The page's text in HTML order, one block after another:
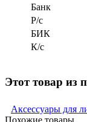
Банк
Р/с
БИК
К/с
Этот товар из
Аксессуары для